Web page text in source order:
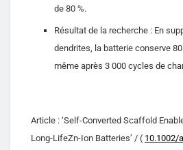
de 80 %.
Résultat de la recherche : En
dendrites, la batterie conserve
même après 3 000 cycles de
Article : ‘Self-Converted Scaffold
Long-LifeZn-Ion Batteries’ / ( 10.1002/